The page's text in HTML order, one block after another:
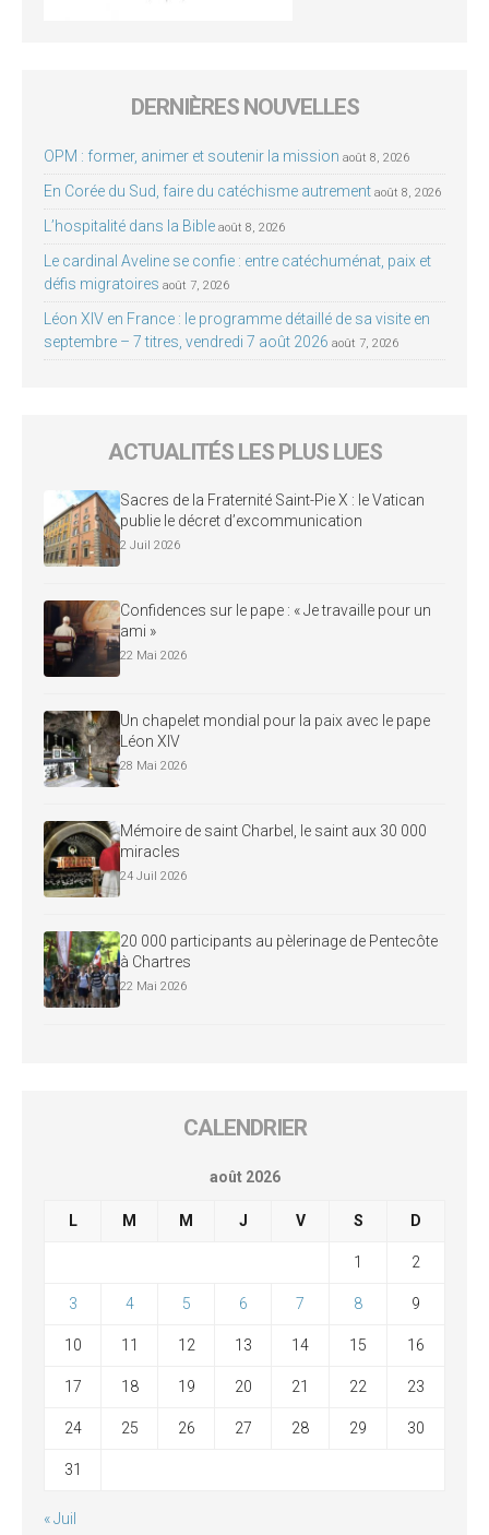
DERNIÈRES NOUVELLES
OPM : former, animer et soutenir la mission août 8, 2026
En Corée du Sud, faire du catéchisme autrement août 8, 2026
L’hospitalité dans la Bible août 8, 2026
Le cardinal Aveline se confie : entre catéchuménat, paix et
défis migratoires août 7, 2026
Léon XIV en France : le programme détaillé de sa visite en
septembre – 7 titres, vendredi 7 août 2026 août 7, 2026
ACTUALITÉS LES PLUS LUES
Sacres de la Fraternité Saint-Pie X : le Vatican
publie le décret d’excommunication
2 Juil 2026
Confidences sur le pape : « Je travaille pour un
ami »
22 Mai 2026
Un chapelet mondial pour la paix avec le pape
Léon XIV
28 Mai 2026
Mémoire de saint Charbel, le saint aux 30 000
miracles
24 Juil 2026
20 000 participants au pèlerinage de Pentecôte
à Chartres
22 Mai 2026
CALENDRIER
août 2026
L M M J V S D
1 2
3 4 5 6 7 8 9
10 11 12 13 14 15 16
17 18 19 20 21 22 23
24 25 26 27 28 29 30
31
« Juil